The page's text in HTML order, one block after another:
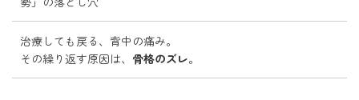
治療しても戻る、背中の痛み。
その繰り返す原因は、 骨格のズレ。